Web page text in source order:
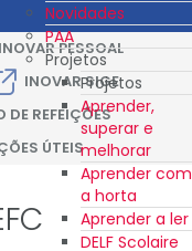
Novidades
PAA
Projetos
Projetos
Aprender,
superar e
melhorar
Aprender com
a horta
Aprender a ler
DELF Scolaire
INOVAR PESSOAL
INOVAR SIGE
REFEIÇÕES
ÚTEIS